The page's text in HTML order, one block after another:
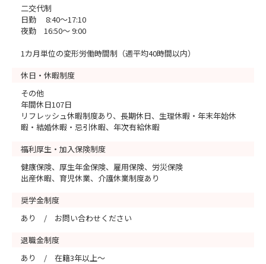
二交代制
日勤 8:40～17:10
夜勤 16:50～ 9:00
1カ月単位の変形労働時間制（週平均40時間以内）
休日・休暇制度
その他
年間休日107日
リフレッシュ休暇制度あり、長期休日、生理休暇・年末年始休
暇・結婚休暇・忌引休暇、年次有給休暇
福利厚生・加入保険制度
健康保険、厚生年金保険、雇用保険、労災保険
出産休暇、育児休業、介護休業制度あり
奨学金制度
あり / お問い合わせください
退職金制度
あり / 在籍3年以上～